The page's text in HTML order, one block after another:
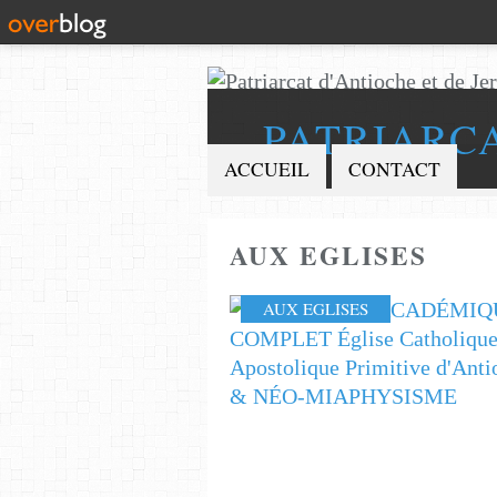
ACCUEIL CONTACT
AUX EGLISES
AUX EGLISES